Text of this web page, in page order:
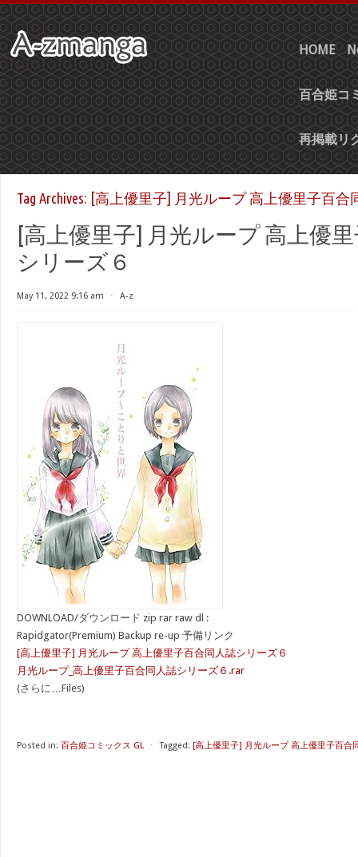
HOME
百合姫コ
再掲載リ
Tag Archives: [高上優里子] 月光ループ 高上優里子百合
[高上優里子] 月光ループ 高上優
シリーズ６
May 11, 2022 9:16 am ⋅ A-z
DOWNLOAD/ダウンロード zip rar raw dl :
Rapidgator(Premium) Backup re-up 予備リンク
[高上優里子] 月光ループ 高上優里子百合同人誌シリーズ６
月光ループ_高上優里子百合同人誌シリーズ６.rar
(さらに…Files)
Posted in: 百合姫コミックス GL ⋅ Tagged: [高上優里子] 月光ループ 高上優里子百合